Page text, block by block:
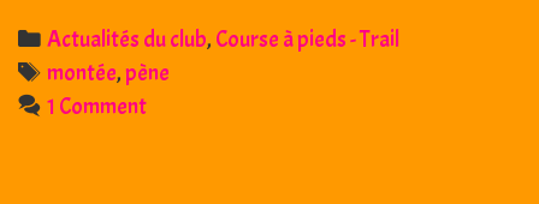
Categories
Actualités du club, Course à pieds - Trail
Tags
montée,pène
1 Comment